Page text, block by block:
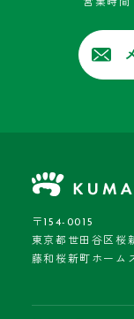
営業時間
〒154-0015
東京都世田谷区桜
藤和桜新町ホーム